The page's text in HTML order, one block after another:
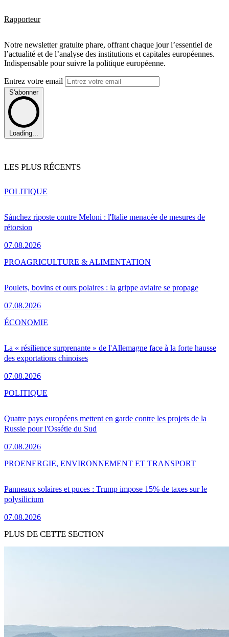
Rapporteur
Notre newsletter gratuite phare, offrant chaque jour l’essentiel de
l’actualité et de l’analyse des institutions et capitales européennes.
Indispensable pour suivre la politique européenne.
Entrez votre email
S'abonner
Loading...
LES PLUS RÉCENTS
Sánchez riposte contre Meloni : l'Italie menacée de mesures de
rétorsion
07.08.2026
POLITIQUE
Poulets, bovins et ours polaires : la grippe aviaire se propage
07.08.2026
PROAGRICULTURE & ALIMENTATION
La « résilience surprenante » de l'Allemagne face à la forte hausse
des exportations chinoises
07.08.2026
ÉCONOMIE
Quatre pays européens mettent en garde contre les projets de la
Russie pour l'Ossétie du Sud
07.08.2026
POLITIQUE
Panneaux solaires et puces : Trump impose 15% de taxes sur le
polysilicium
07.08.2026
PROENERGIE, ENVIRONNEMENT ET TRANSPORT
PLUS DE CETTE SECTION